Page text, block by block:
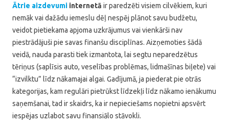
Ātrie aizdevumi internetā ir paredzēti visiem cilvēkiem, kuri
nemāk vai dažādu iemeslu dēļ nespēj plānot savu budžetu,
veidot pietiekama apjoma uzkrājumus vai vienkārši nav
piestrādājuši pie savas finanšu disciplīnas. Aizņemoties šādā
veidā, nauda parasti tiek izmantota, lai segtu neparedzētus
tēriņus (saplīsis auto, veselības problēmas, lidmašīnas biļete) vai
“izvilktu” līdz nākamajai algai. Gadījumā, ja piederat pie otrās
kategorijas, kam regulāri pietrūkst līdzekļi līdz nākamo ienākumu
saņemšanai, tad ir skaidrs, ka ir nepieciešams nopietni apsvērt
iespējas uzlabot savu finansiālo stāvokli.